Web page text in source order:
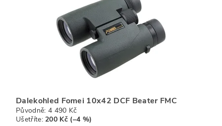
Dalekohled Fomei 10x42 DCF Beater FMC
Původně: 4 490 Kč
Ušetříte: 200 Kč (–4 %)